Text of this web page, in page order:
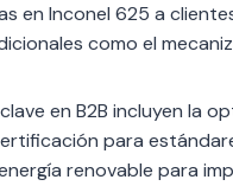
en Inconel 625 a
como el
en B2B incluyen la
para
renovable para